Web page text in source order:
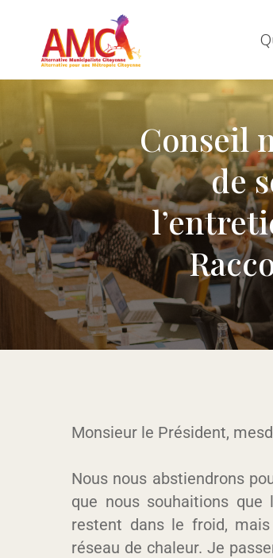
Conseil
de
Monsieur le Président,
Nous nous abstiendrons
que nous souhaitions
restent dans le froid,
réseau de chaleur. Je